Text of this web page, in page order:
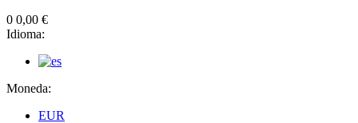
0 0,00 €
Idioma:
Moneda:
EUR